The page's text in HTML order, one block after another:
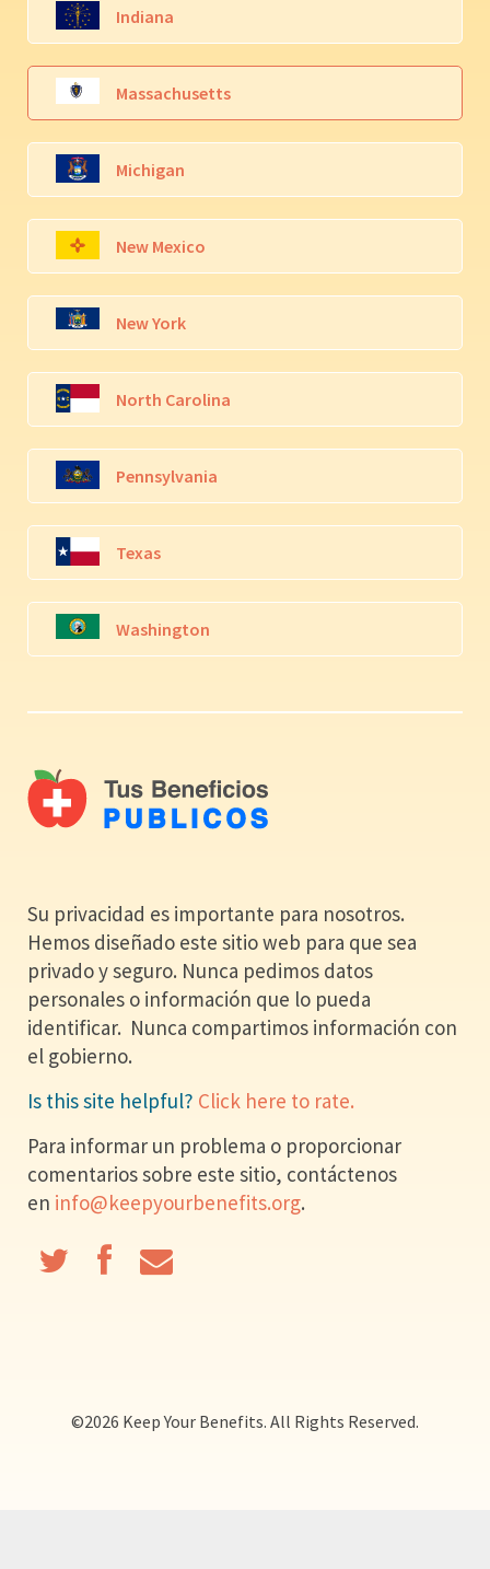
Indiana
Massachusetts
Michigan
New Mexico
New York
North Carolina
Pennsylvania
Texas
Washington
Su privacidad es importante para nosotros.
Hemos diseñado este sitio web para que sea
privado y seguro. Nunca pedimos datos
personales o información que lo pueda
identificar. Nunca compartimos información con
el gobierno.
Is this site helpful? Click here to rate.
Para informar un problema o proporcionar
comentarios sobre este sitio, contáctenos
en info@keepyourbenefits.org.
©2026 Keep Your Benefits. All Rights Reserved.